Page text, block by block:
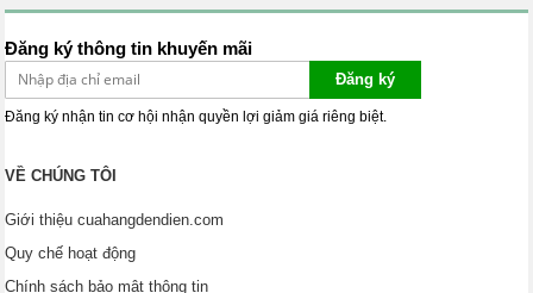
Đăng ký thông tin khuyến mãi
Đăng ký
Đăng ký nhận tin cơ hội nhận quyền lợi giảm giá riêng biệt.
VỀ CHÚNG TÔI
Giới thiệu cuahangdendien.com
Quy chế hoạt động
Chính sách bảo mật thông tin